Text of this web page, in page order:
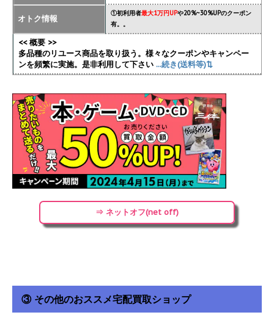
オトク情報
①初利用者最大1万円UPや20%~30%UPのクーポン
有。。
<< 概要 >>
多品種のリユース商品を取り扱う。様々なクーポンやキャンペー
ンを頻繁に実施。是非利用して下さい ...続き(送料等)⇅
⇒ ネットオフ(net off)
③ その他のおススメ宅配買取ショップ